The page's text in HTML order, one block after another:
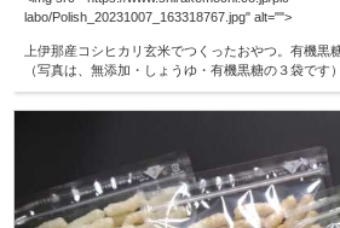
labo/Polish_20231007_163318767.jpg" alt="">
上伊那産コシヒカリ玄米でつくったおやつ。有機
（写真は、無添加・しょうゆ・有機黒糖の３袋です）